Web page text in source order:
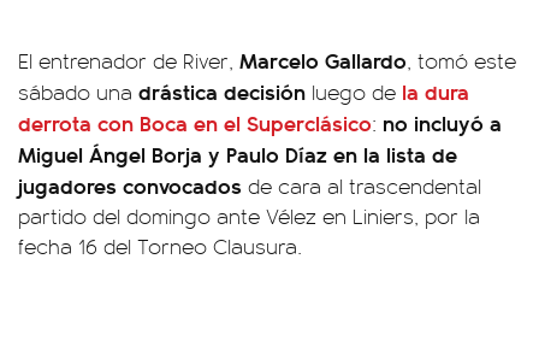
El entrenador de River, Marcelo Gallardo, tomó este
sábado una drástica decisión luego de la dura
derrota con Boca en el Superclásico: no incluyó a
Miguel Ángel Borja y Paulo Díaz en la lista de
jugadores convocados de cara al trascendental
partido del domingo ante Vélez en Liniers, por la
fecha 16 del Torneo Clausura.